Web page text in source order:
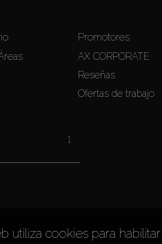
Promotores
AX CORPORATE
Reseñas
Ofertas de trabajo
1
utiliza cookies para